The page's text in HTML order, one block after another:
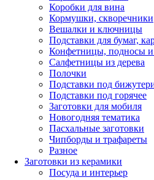
Коробки для вина
Кормушки, скворечники
Вешалки и ключницы
Подставки для бумаг,
Конфетницы, подносы и
Салфетницы из дерева
Полочки
Подставки под
Подставки под горячее
Заготовки для мобиля
Новогодняя тематика
Пасхальные заготовки
Чипборды и трафареты
Разное
Заготовки из керамики
Посуда и интерьер